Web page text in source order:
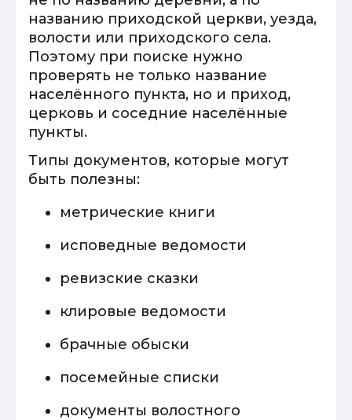
названию приходской церкви, уезда,
волости или приходского села.
Поэтому при поиске нужно
проверять не только название
населённого пункта, но и приход,
церковь и соседние населённые
пункты.
Типы документов, которые могут
быть полезны:
метрические книги
исповедные ведомости
ревизские сказки
клировые ведомости
брачные обыски
посемейные списки
документы волостного